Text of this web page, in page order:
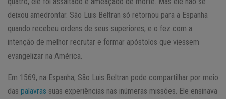
deixou amedrontar. São Luis Beltran só retornou para a Espanha
quando recebeu ordens de seus superiores, e o fez com a
intenção de melhor recrutar e formar apóstolos que viessem
evangelizar na América.
Em 1569, na Espanha, São Luis Beltran pode compartilhar por meio
das palavras suas experiências nas inúmeras missões. Ele ensinava